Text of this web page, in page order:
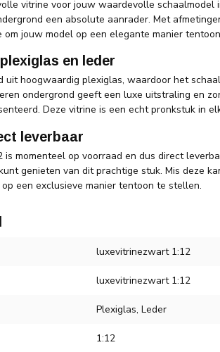
vitrine voor jouw waardevolle schaalmodel
een absolute aanrader. Met
om jouw model op een elegante manier
en leder
uit hoogwaardig plexiglas, waardoor het
ondergrond geeft een luxe uitstraling en
Deze vitrine is een echt pronkstuk in
leverbaar
is momenteel op voorraad en dus direct
genieten van dit prachtige stuk. Mis deze
een exclusieve manier tentoon te stellen.
luxevitrinezwart 1:12
luxevitrinezwart 1:12
Plexiglas, Leder
1:12